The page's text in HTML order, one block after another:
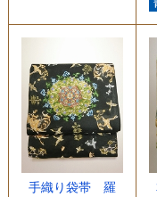
手織り袋帯 羅